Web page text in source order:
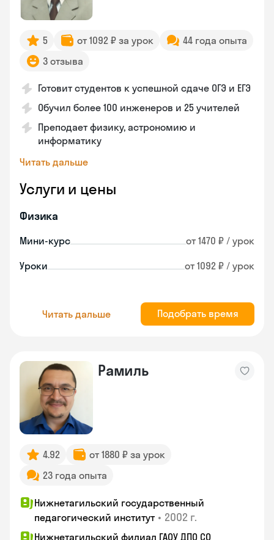
5 от 1092 ₽ за урок
44 года опыта
3 отзыва
Готовит студентов к успешной сдаче ОГЭ и ЕГЭ
Обучил более 100 инженеров и 25 учителей
Преподает физику, астрономию и
информатику
Читать дальше
Услуги и цены
Физика
Мини-курс от 1470 ₽ / урок
Уроки от 1092 ₽ / урок
Читать дальше Подобрать время
Рамиль
4.92
от 1880 ₽ за урок
23 года опыта
Нижнетагильский государственный
педагогический институт • 2002 г.
Нижнетагильский филиал ГАОУ ДПО СО